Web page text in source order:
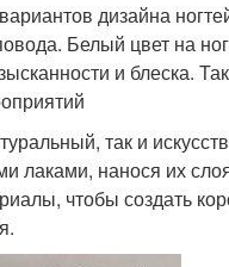
дизайна
Белый цвет на
и блеска.
так и
лаками, нанося их
чтобы создать